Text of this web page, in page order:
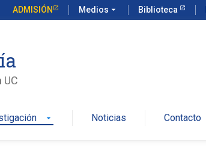
ADMISIÓN Medios arrow_drop_down Biblioteca
UC
arrow_drop_down Noticias Contacto